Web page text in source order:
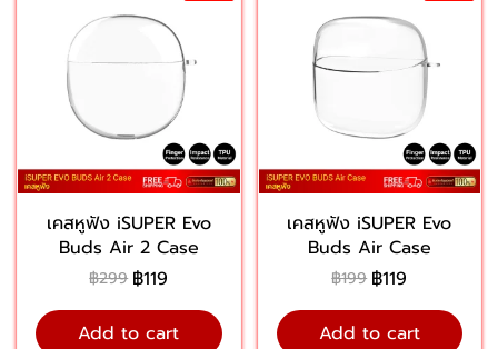
เคสหูฟัง iSUPER Evo
Buds Air 2 Case
฿299 ฿119
Add to cart
เคสหูฟัง iSUPER Evo
Buds Air Case
฿199 ฿119
Add to cart